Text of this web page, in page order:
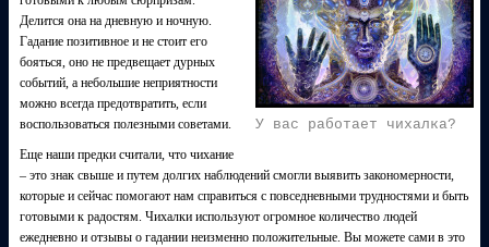
У вас работает чихалка?
Делится она на дневную и ночную.
Гадание позитивное и не стоит его
бояться, оно не предвещает дурных
событий, а небольшие неприятности
можно всегда предотвратить, если
воспользоваться полезными советами.
Еще наши предки считали, что чихание
– это знак свыше и путем долгих наблюдений смогли выявить закономерности,
которые и сейчас помогают нам справиться с повседневными трудностями и быть
готовыми к радостям. Чихалки используют огромное количество людей
ежедневно и отзывы о гадании неизменно положительные. Вы можете сами в это